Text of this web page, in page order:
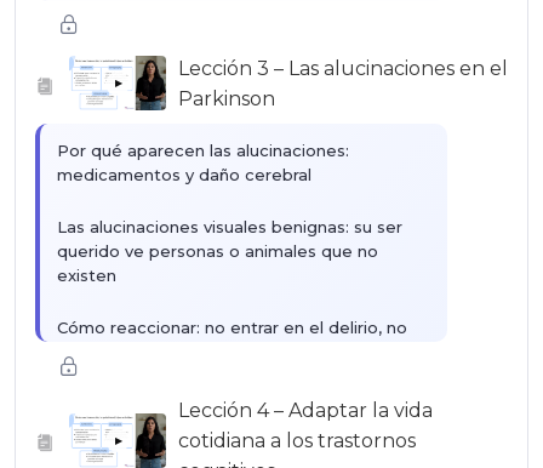
Lo que el diagnóstico de demencia cambia
— y lo que no cambia en la relación
▶
Lección 3 – Las alucinaciones en el
Parkinson
Por qué aparecen las alucinaciones:
medicamentos y daño cerebral
Las alucinaciones visuales benignas: su ser
querido ve personas o animales que no
existen
Cómo reaccionar: no entrar en el delirio, no
Cuándo las alucinaciones se convierten en
una señal de alerta que debe comunicarse al
médico
▶
Lección 4 – Adaptar la vida
cotidiana a los trastornos